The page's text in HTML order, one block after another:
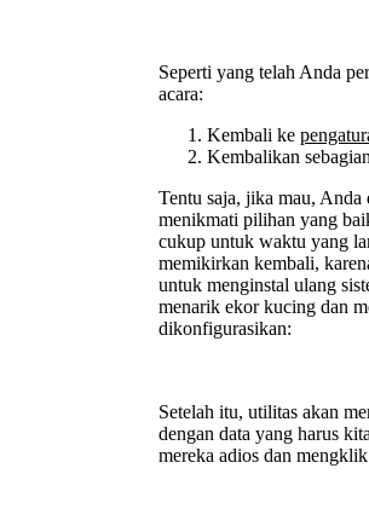
Seperti yang telah Anda
acara:
Kembali ke
Kembalikan
Tentu saja, jika mau,
menikmati pilihan yang
cukup untuk waktu yang
memikirkan kembali,
untuk menginstal ulang
menarik ekor kucing dan
dikonfigurasikan:
Setelah itu, utilitas akan
dengan data yang harus
mereka adios dan